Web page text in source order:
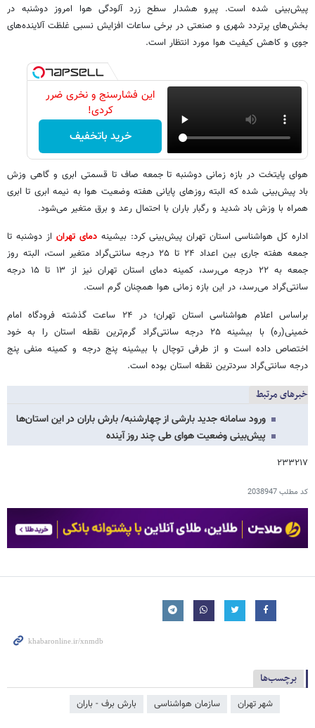
پیش‌بینی شده است. پیرو هشدار سطح زرد آلودگی هوا امروز دوشنبه در
بخش‌های پرتردد شهری و صنعتی در برخی ساعات افزایش نسبی غلظت آلاینده‌های
جوی و کاهش کیفیت هوا مورد انتظار است.
این فشارسنج و نخری ضرر
کردی!
خرید باتخفیف
هوای پایتخت در بازه زمانی ‌دوشنبه تا جمعه صاف تا قسمتی ابری و گاهی وزش
باد پیش‌بینی شده که البته روزهای پایانی هفته وضعیت هوا به نیمه ابری تا ابری
همراه با وزش باد شدید و رگبار باران با احتمال رعد و برق متغیر می‌شود.
اداره کل هواشناسی استان تهران پیش‌بینی کرد: بیشینهدمای تهران از ‌دوشنبه تا
جمعه هفته جاری بین اعداد ۲۴ تا ۲۵ درجه سانتی‌گراد متغیر است، البته روز
جمعه به ۲۲ درجه می‌رسد، کمینه دمای استان تهران نیز از ۱۳ تا ۱۵ درجه
سانتی‌گراد می‌رسد، در این بازه زمانی هوا همچنان گرم است.
براساس اعلام هواشناسی استان تهران؛ در ۲۴ ساعت گذشته فرودگاه امام
خمینی(ره) با بیشینه ۲۵ درجه سانتی‌گراد گرم‌ترین نقطه استان را به خود
اختصاص داده‌ است و از طرفی توچال با بیشینه پنج درجه و کمینه منفی پنج
درجه سانتی‌گراد سردترین نقطه استان بوده است.
خبرهای مرتبط
ورود سامانه جدید بارشی از چهارشنبه/ بارش باران در این استان‌ها
پیش‌بینی وضعیت هوای طی چند روز آینده
۲۳۳۲۱۷
کد مطلب2038947
برچسب‌ها
شهر تهران سازمان هواشناسی بارش برف - باران